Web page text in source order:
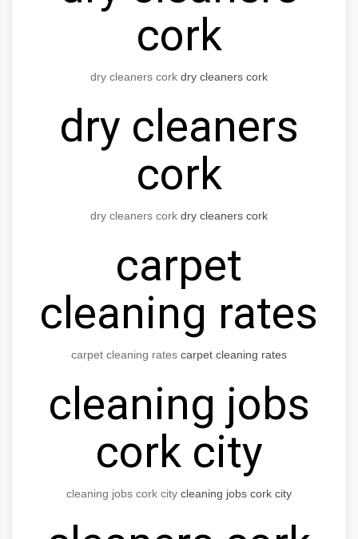
cork
dry cleaners cork dry cleaners cork
dry cleaners
cork
dry cleaners cork dry cleaners cork
carpet
cleaning rates
carpet cleaning rates carpet cleaning rates
cleaning jobs
cork city
cleaning jobs cork city cleaning jobs cork city